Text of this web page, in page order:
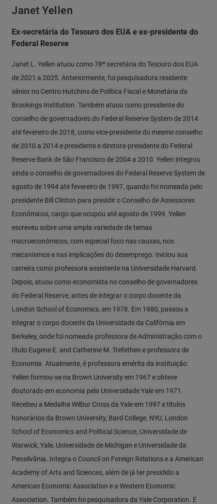
Janet Yellen
Ex-secretária do Tesouro dos EUA e ex-presidente do
Federal Reserve
Janet L. Yellen atuou como 78ª secretária do Tesouro dos EUA
de 2021 a 2025. Anteriormente, foi pesquisadora residente
sênior no Centro Hutchins de Política Fiscal e Monetária da
Brookings Institution. Também atuou como presidente do
conselho de governadores do Federal Reserve System de 2014
até fevereiro de 2018, como vice-presidente do mesmo conselho
de 2010 a 2014 e presidente e diretora-presidente do Federal
Reserve Bank de São Francisco de 2004 a 2010. Yellen integrou
ainda o conselho de governadores do Federal Reserve System de
agosto de 1994 até fevereiro de 1997, quando foi nomeada pelo
presidente Bill Clinton para presidir o Conselho de Assessores
Econômicos, cargo que ocupou até agosto de 1999. Yellen
escreveu sobre uma ampla variedade de temas
macroeconômicos, com especial foco nas causas, nos
mecanismos e nas implicações do desemprego. Iniciou sua
carreira como professora assistente na Universidade Harvard.
Depois, atuou como economista no conselho de governadores
do Federal Reserve, antes de integrar o corpo docente da
London School of Economics, em 1978. Em 1980, passou a
integrar o corpo docente da Universidade da Califórnia em
Berkeley, onde foi nomeada professora de Administração com o
título Eugene E. and Catherine M. Trefethen e professora de
Economia. Atualmente, é professora emérita da instituição.
Yellen formou-se na Brown University em 1967 e obteve
doutorado em economia pela Universidade Yale em 1971.
Recebeu a Medalha Wilbur Cross da Yale em 1997 e títulos
honorários da Brown University, Bard College, NYU, London
School of Economics and Political Science, Universidade de
Warwick, Yale, Universidade de Michigan e Universidade da
Pensilvânia. Integra o Council on Foreign Relations e a American
Academy of Arts and Sciences, além de já ter presidido a
American Economic Association e a Western Economic
Association. Também foi pesquisadora da Yale Corporation. É